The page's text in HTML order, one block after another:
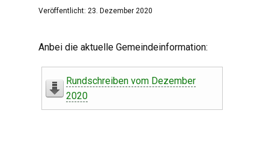
Veröffentlicht: 23. Dezember 2020
Anbei die aktuelle Gemeindeinformation:
Rundschreiben vom Dezember
2020